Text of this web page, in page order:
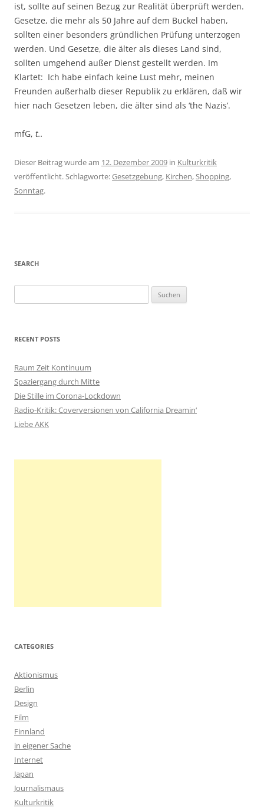
ist, sollte auf seinen Bezug zur Realität überprüft werden.
Gesetze, die mehr als 50 Jahre auf dem Buckel haben,
sollten einer besonders gründlichen Prüfung unterzogen
werden. Und Gesetze, die älter als dieses Land sind,
sollten umgehend außer Dienst gestellt werden. Im
Klartet: Ich habe einfach keine Lust mehr, meinen
Freunden außerhalb dieser Republik zu erklären, daß wir
hier nach Gesetzen leben, die älter sind als ‘the Nazis’.
mfG, t..
Dieser Beitrag wurde am 12. Dezember 2009 in Kulturkritik
veröffentlicht. Schlagworte:Gesetzgebung, Kirchen,Shopping,
Sonntag.
SEARCH
u
h
n
n
a
c
h
RECENT POSTS
Raum Zeit Kontinuum
Spaziergang durch Mitte
Die Stille im Corona-Lockdown
Radio-Kritik: Coverversionen von California Dreamin‘
Liebe AKK
CATEGORIES
Aktionismus
Berlin
Design
Film
Finnland
in eigener Sache
Internet
Japan
Journalismaus
Kulturkritik